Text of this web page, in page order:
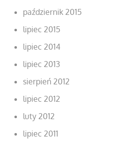
październik 2015
lipiec 2015
lipiec 2014
lipiec 2013
sierpień 2012
lipiec 2012
luty 2012
lipiec 2011